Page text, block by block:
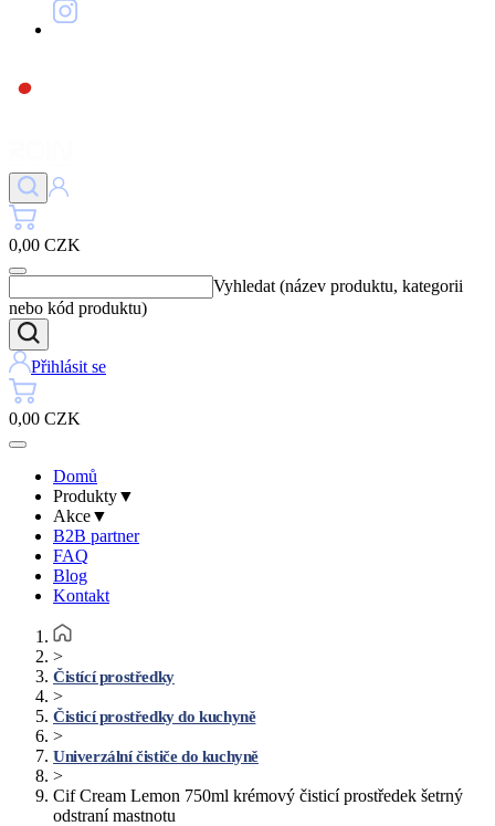
0,00 CZK
Vyhledat (název produktu, kategorii
nebo kód produktu)
Přihlásit se
0,00 CZK
Domů
Produkty▼
Akce▼
B2B partner
FAQ
Blog
Kontakt
>
Čistící prostředky
>
Čisticí prostředky do kuchyně
>
Univerzální čističe do kuchyně
>
Cif Cream Lemon 750ml krémový čisticí prostředek šetrný
odstraní mastnotu